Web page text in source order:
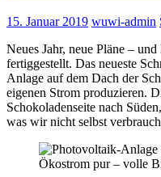
15. Januar 2019 wuwi-admin
Neues Jahr, neue Pläne –
fertiggestellt. Das neueste
Anlage auf dem Dach der
eigenen Strom produzieren.
Schokoladenseite nach
was wir nicht selbst
Ökostrom pur – volle